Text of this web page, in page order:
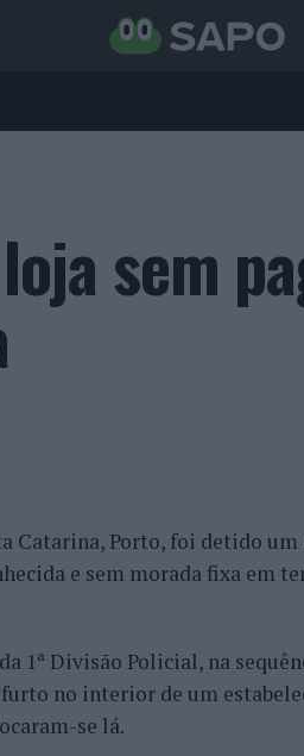
sem
Catarina, Porto, foi detido um
e sem morada fixa em
1ª Divisão Policial, na
no interior de um
se lá.